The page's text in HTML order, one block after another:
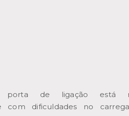
de ligação está
com dificuldades no